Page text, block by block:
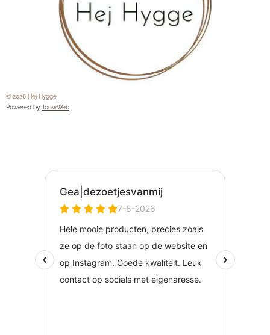
© 2026 Hej Hygge
Powered by JouwWeb